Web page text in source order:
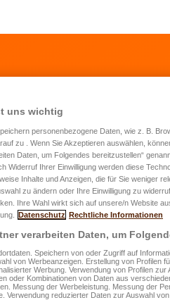
Assurance fir
uns wichtig
personenbezogene Daten, wie z. B.
zu . Wenn Sie Akzeptieren auswählen,
Daten, um Folgendes bereitzustellen“
Widerruf Ihrer Einwilligung werden diese
Inhalte und Anzeigen, die für Sie weniger
zu ändern oder Ihre Einwilligung zu
Ihre Wahl wirkt sich auf unsere/n Website
Datenschutz Rechtliche Informationen
verarbeiten Daten, um
Speichern von oder Zugriff auf
von Werbeanzeigen. Erstellung von Profilen
Werbung. Verwendung von Profilen
oder Kombinationen von Daten aus
Messung der Werbeleistung. Messung der
Verwendung reduzierter Daten zur Auswahl von